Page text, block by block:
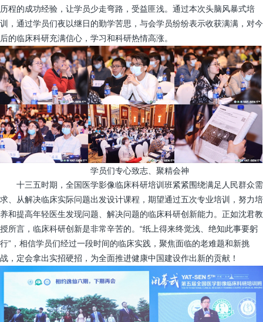
历程的成功经验，让学员少走弯路，受益匪浅。通过本次头脑风暴式培
训，通过学员们夜以继日的勤学苦思，与会学员纷纷表示收获满满，对今
后的临床科研充满信心，学习和科研热情高涨。
学员们专心致志、聚精会神
十三五时期，全国医学影像临床科研培训班紧紧围绕满足人民群众需
求、从解决临床实际问题出发设计课程，期望通过五次专业培训，努力培
养和提高年轻医生发现问题、解决问题的临床科研创新能力。正如沈君教
授所言，临床科研创新是非常辛苦的。“纸上得来终觉浅、绝知此事要躬
行”，相信学员们经过一段时间的临床实践，聚焦面临的老难题和新挑
战，定会拿出实招硬招，为全面推进健康中国建设作出新的贡献！